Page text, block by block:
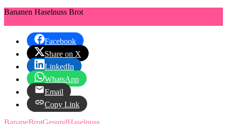
Bananen Haselnuss Brot
Facebook
Share on X
LinkedIn
WhatsApp
Email
Copy Link